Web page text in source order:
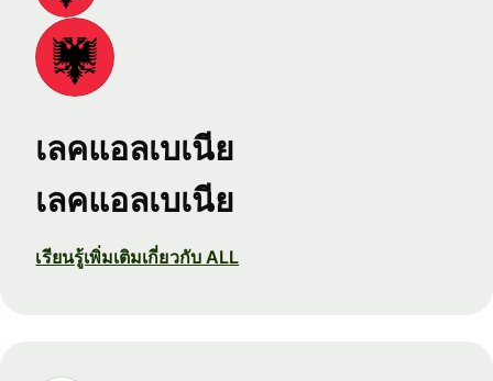
เลคแอลเบเนีย
เลคแอลเบเนีย
เรียนรู้เพิ่มเติมเกี่ยวกับ ALL